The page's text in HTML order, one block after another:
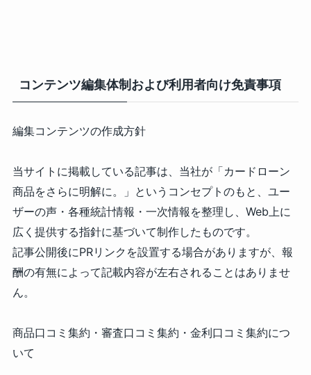
コンテンツ編集体制および利用者向け免責事項
編集コンテンツの作成方針
当サイトに掲載している記事は、当社が「カードローン
商品をさらに明解に。」というコンセプトのもと、ユー
ザーの声・各種統計情報・一次情報を整理し、Web上に
広く提供する指針に基づいて制作したものです。
記事公開後にPRリンクを設置する場合がありますが、報
酬の有無によって記載内容が左右されることはありませ
ん。
商品口コミ集約・審査口コミ集約・金利口コミ集約につ
いて